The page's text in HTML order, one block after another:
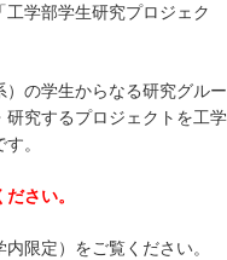
学部学生研究プロジェク
の学生からなる研究グルー
究するプロジェクトを工学
。
さい。
内限定）をご覧ください。